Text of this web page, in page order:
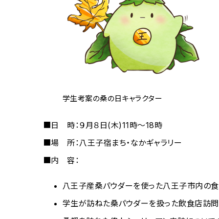
学生考案の桑の日キャラクター
■日 時：９月８日(木)11時～18時
■場 所：八王子宿まち・なかギャラリー
■内 容：
八王子産桑パウダーを使った八王子市内の
学生が訪ねた桑パウダーを扱った飲食店訪